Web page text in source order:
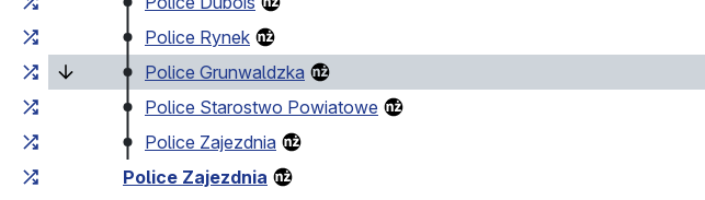
Police Rynek
Police Grunwaldzka
Police Starostwo Powiatowe
Police Zajezdnia
Police Zajezdnia